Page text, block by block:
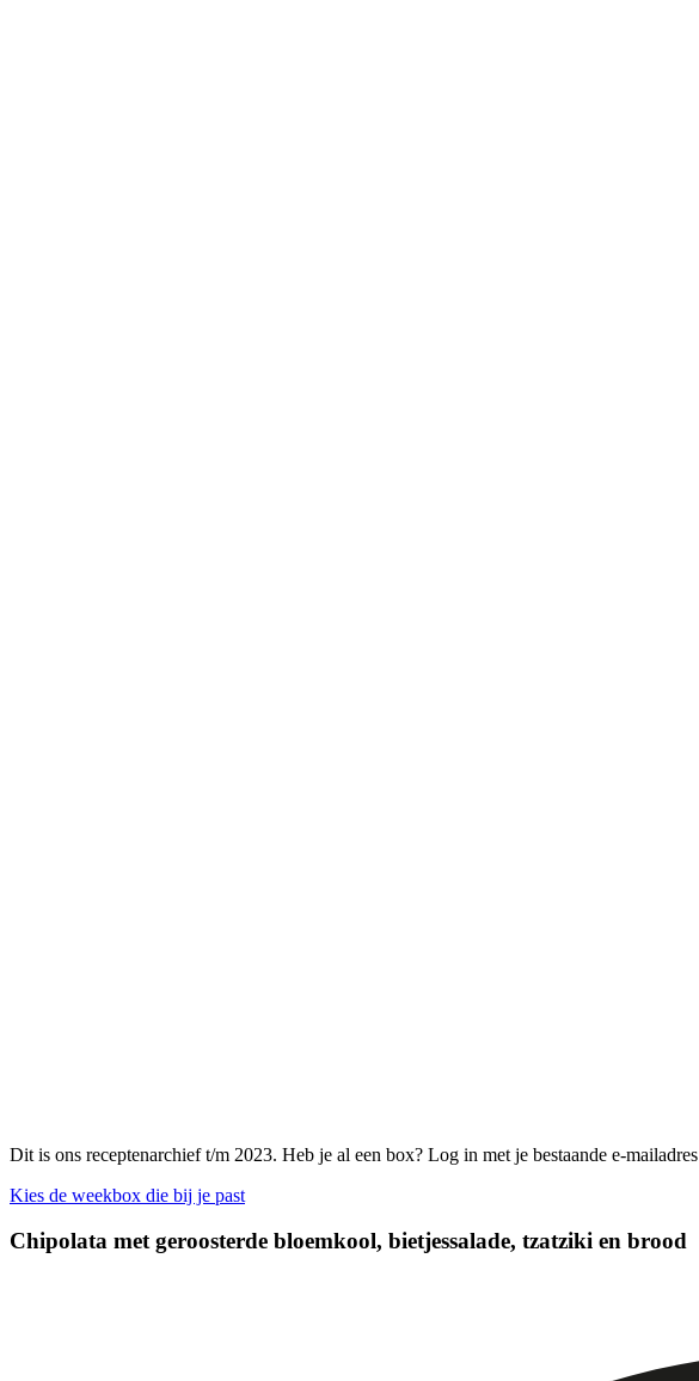
Dit is ons receptenarchief t/m 2023. Heb je al een box? Log in met je bestaande e-mailadres
Kies de weekbox die bij je past
Chipolata met geroosterde bloemkool, bietjessalade, tzatziki en brood